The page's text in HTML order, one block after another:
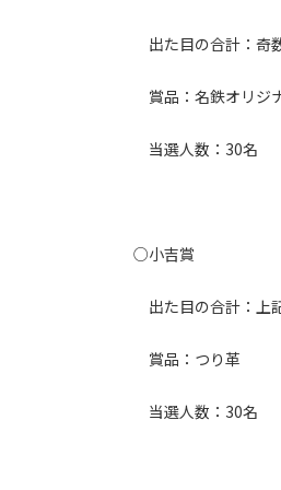
出た目の合計：奇
賞品：名鉄オリジ
当選人数：30名
○小吉賞
出た目の合計：上
賞品：つり革
当選人数：30名